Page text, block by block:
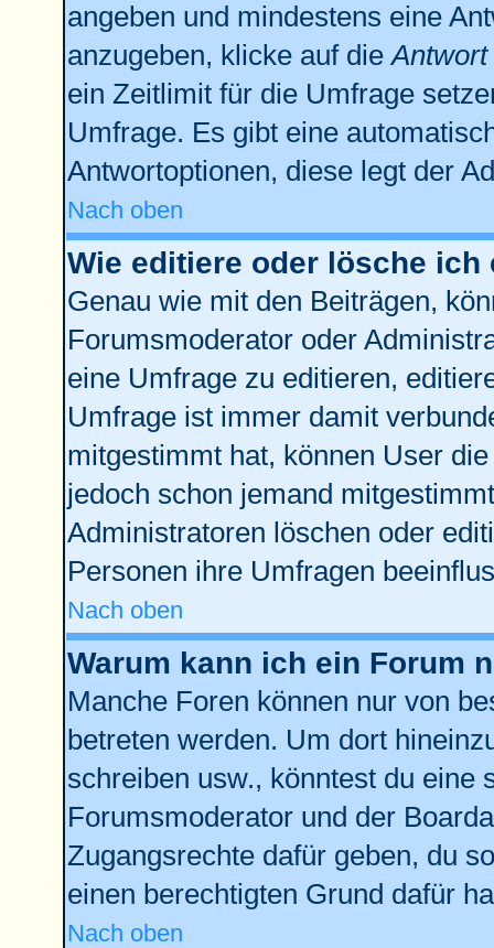
angeben und mindestens eine
anzugeben, klicke auf die
ein Zeitlimit für die Umfrage
Umfrage. Es gibt eine
Antwortoptionen, diese legt der
Nach oben
Wie editiere oder lösche ich
Genau wie mit den Beiträgen,
Forumsmoderator oder
eine Umfrage zu editieren,
Umfrage ist immer damit
mitgestimmt hat, können User
jedoch schon jemand
Administratoren löschen oder
Personen ihre Umfragen
Nach oben
Warum kann ich ein Forum
Manche Foren können nur von
betreten werden. Um dort
schreiben usw., könntest du eine
Forumsmoderator und der
Zugangsrechte dafür geben, du
einen berechtigten Grund dafür
Nach oben